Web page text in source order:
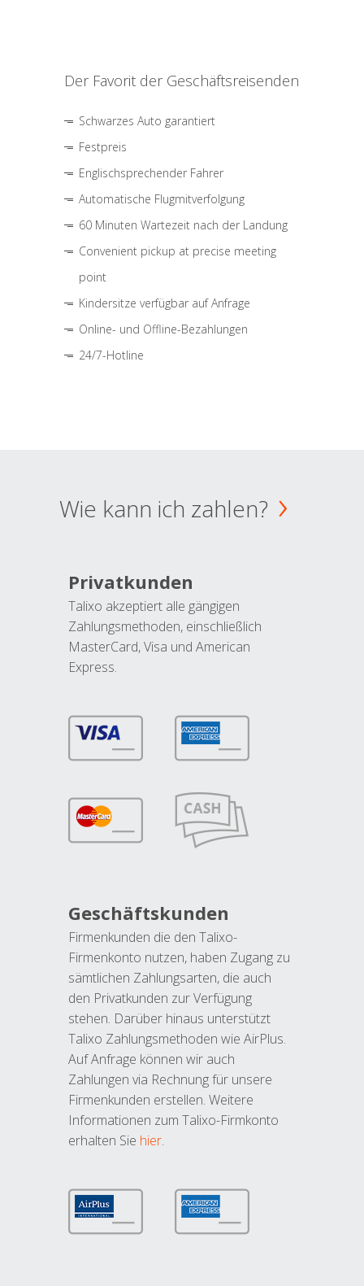
Der Favorit der Geschäftsreisenden
Schwarzes Auto garantiert
Festpreis
Englischsprechender Fahrer
Automatische Flugmitverfolgung
60 Minuten Wartezeit nach der Landung
Convenient pickup at precise meeting
point
Kindersitze verfügbar auf Anfrage
Online- und Offline-Bezahlungen
24/7-Hotline
Wie kann ich zahlen?
Privatkunden
Talixo akzeptiert alle gängigen
Zahlungsmethoden, einschließlich
MasterCard, Visa und American
Express.
Geschäftskunden
Firmenkunden die den Talixo-
Firmenkonto nutzen, haben Zugang zu
sämtlichen Zahlungsarten, die auch
den Privatkunden zur Verfügung
stehen. Darüber hinaus unterstützt
Talixo Zahlungsmethoden wie AirPlus.
Auf Anfrage können wir auch
Zahlungen via Rechnung für unsere
Firmenkunden erstellen. Weitere
Informationen zum Talixo-Firmkonto
erhalten Sie hier.